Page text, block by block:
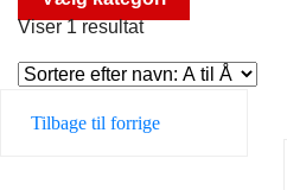
Viser 1 resultat
Tilbage til forrige